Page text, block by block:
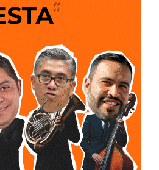
al sistema público sean
un servicio seguro y eficiente.
pueden determinarse medidas
para autorizar la incorporación
la infraestructura hidráulica